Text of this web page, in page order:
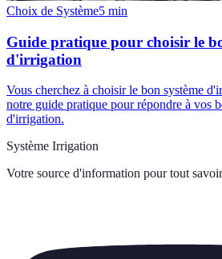
Choix de Système5 min
Guide pratique pour choisir le
d'irrigation
Vous cherchez à choisir le bon système
notre guide pratique pour répondre à vos
d'irrigation.
Système Irrigation
Votre source d'information pour tout